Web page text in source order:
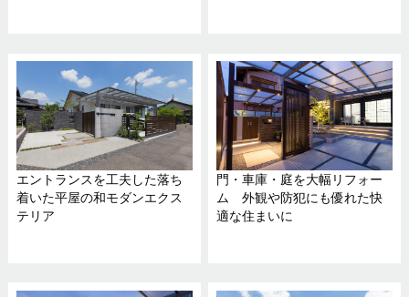
エントランスを工夫した落ち
着いた平屋の和モダンエクス
テリア
門・車庫・庭を大幅リフォー
ム 外観や防犯にも優れた快
適な住まいに